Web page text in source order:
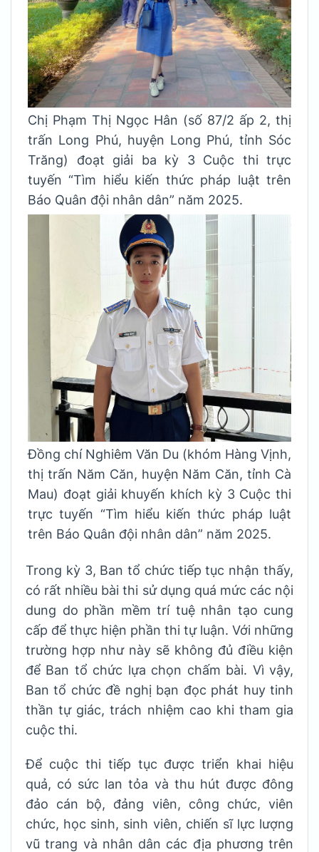
Chị Phạm Thị Ngọc Hân (số 87/2 ấp 2, thị
trấn Long Phú, huyện Long Phú, tỉnh Sóc
Trăng) đoạt giải ba kỳ 3 Cuộc thi trực
tuyến “Tìm hiểu kiến thức pháp luật trên
Báo Quân đội nhân dân” năm 2025.
Đồng chí Nghiêm Văn Du (khóm Hàng Vịnh,
thị trấn Năm Căn, huyện Năm Căn, tỉnh Cà
Mau) đoạt giải khuyến khích kỳ 3 Cuộc thi
trực tuyến “Tìm hiểu kiến thức pháp luật
trên Báo Quân đội nhân dân” năm 2025.
Trong kỳ 3, Ban tổ chức tiếp tục nhận thấy,
có rất nhiều bài thi sử dụng quá mức các nội
dung do phần mềm trí tuệ nhân tạo cung
cấp để thực hiện phần thi tự luận. Với những
trường hợp như này sẽ không đủ điều kiện
để Ban tổ chức lựa chọn chấm bài. Vì vậy,
Ban tổ chức đề nghị bạn đọc phát huy tinh
thần tự giác, trách nhiệm cao khi tham gia
cuộc thi.
Để cuộc thi tiếp tục được triển khai hiệu
quả, có sức lan tỏa và thu hút được đông
đảo cán bộ, đảng viên, công chức, viên
chức, học sinh, sinh viên, chiến sĩ lực lượng
vũ trang và nhân dân các địa phương trên